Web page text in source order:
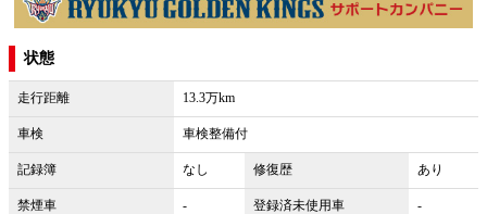
状態
走行距離 13.3万km
車検 車検整備付
記録簿 なし 修復歴 あり
禁煙車 - 登録済未使用車 -